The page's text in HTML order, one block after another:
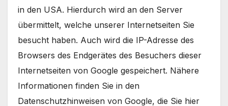
in den USA. Hierdurch wird an den Server
übermittelt, welche unserer Internetseiten Sie
besucht haben. Auch wird die IP-Adresse des
Browsers des Endgerätes des Besuchers dieser
Internetseiten von Google gespeichert. Nähere
Informationen finden Sie in den
Datenschutzhinweisen von Google, die Sie hier